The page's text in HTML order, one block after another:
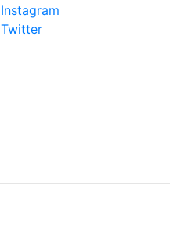
Instagram
Twitter